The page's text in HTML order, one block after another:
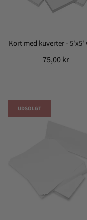
Kort med kuverter -
75,00 kr
UDSOLGT